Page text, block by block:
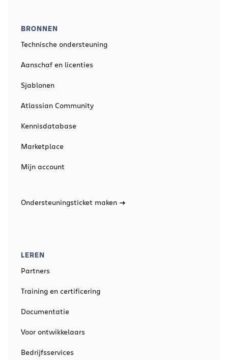
BRONNEN
Technische ondersteuning
Aanschaf en licenties
Sjablonen
Atlassian Community
Kennisdatabase
Marketplace
Mijn account
Ondersteuningsticket maken
LEREN
Partners
Training en certificering
Documentatie
Voor ontwikkelaars
Bedrijfsservices